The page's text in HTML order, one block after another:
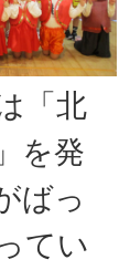
「北
を発
ばっ
てい